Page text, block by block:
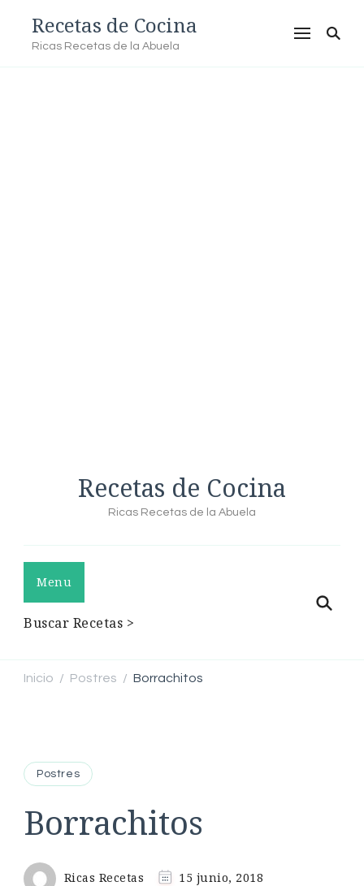
Recetas de Cocina
Ricas Recetas de la Abuela
Recetas de Cocina
Ricas Recetas de la Abuela
Menu
Buscar Recetas >
Inicio / Postres / Borrachitos
Postres
Borrachitos
Ricas Recetas 15 junio, 2018